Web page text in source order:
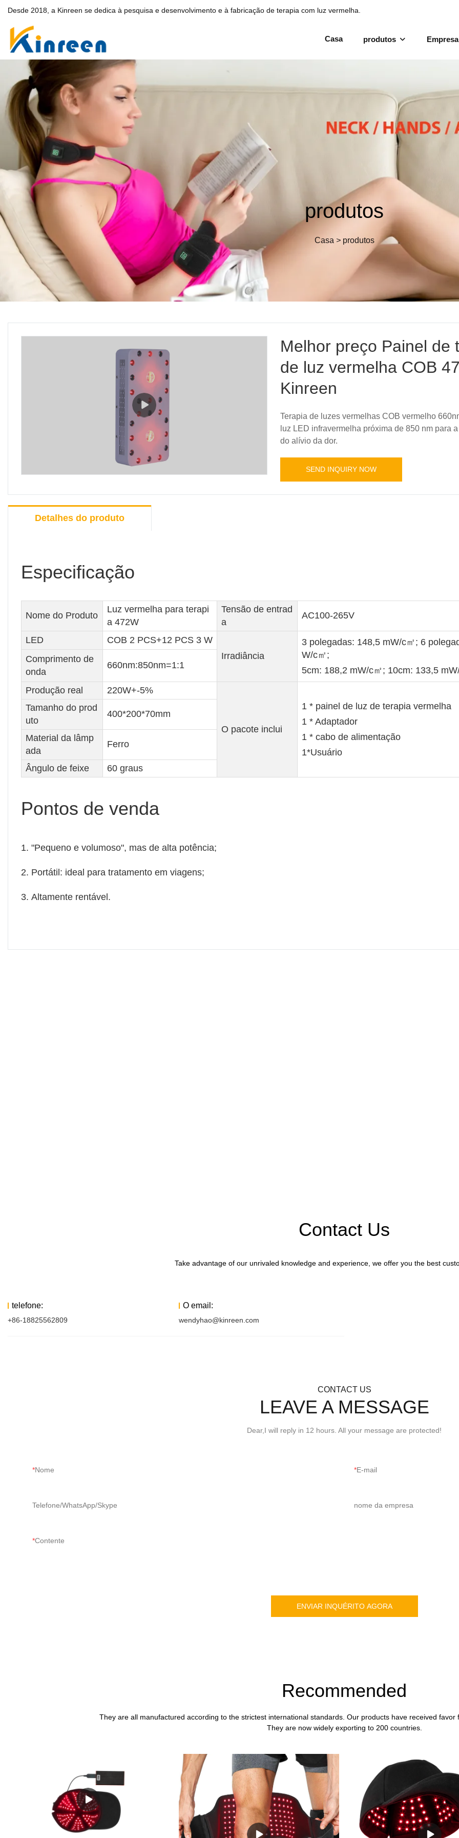
Desde 2018, a Kinreen se dedica à pesquisa e desenvolvimento e à fabricação de terapia com luz vermelha.
Casa produtos Empresa
produtos
Casa > produtos
Melhor preço Painel de
de luz vermelha COB
Kinreen
Terapia de luzes vermelhas COB vermelho
luz LED infravermelha próxima de 850 nm para
do alívio da dor.
SEND INQUIRY NOW
Detalhes do produto
Especificação
Nome do Produto
Luz vermelha para terapi
a 472W
Tensão de entrad
a
AC100-265V
LED
COB 2 PCS+12 PCS 3 W
Irradiância
3 polegadas: 148,5 mW/c㎡; 6
W/c㎡;
5cm: 188,2 mW/c㎡; 10cm: 133,5
Comprimento de
onda
660nm:850nm=1:1
Produção real 220W+-5%
O pacote inclui
1 * painel de luz de terapia vermelha
1 * Adaptador
1 * cabo de alimentação
1*Usuário
Tamanho do prod
uto
400*200*70mm
Material da lâmp
ada
Ferro
Ângulo de feixe 60 graus
Pontos de venda
1. "Pequeno e volumoso", mas de alta potência;
2. Portátil: ideal para tratamento em viagens;
3. Altamente rentável.
Contact Us
Take advantage of our unrivaled knowledge and experience, we offer you the best
telefone:
+86-18825562809
O email:
wendyhao@kinreen.com
CONTACT US
LEAVE A MESSAGE
Dear,I will reply in 12 hours. All your message are protected!
Nome E-mail
Telefone/WhatsApp/Skype nome da empresa
Contente
ENVIAR INQUÉRITO AGORA
Recommended
They are all manufactured according to the strictest international standards. Our products have received
They are now widely exporting to 200 countries.